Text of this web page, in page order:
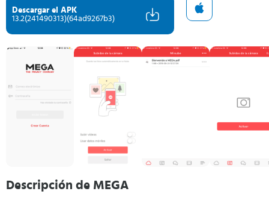
Descargar el APK
13.2(241490313)(64ad9267b3)
Descripción de MEGA